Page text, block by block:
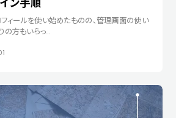
ン手順
ールを使い始めたものの、管理画面の使い
の方もいらっ…